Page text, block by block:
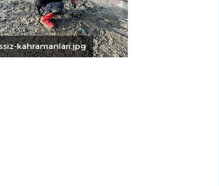
kahramanlari.jpg